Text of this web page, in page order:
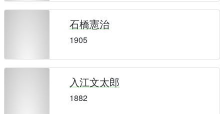
石橋憲治
1905
入江文太郎
1882